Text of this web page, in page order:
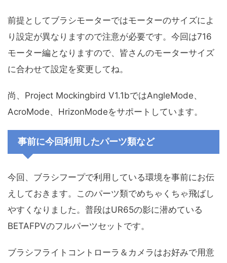
前提としてブラシモーターではモーターのサイズによ
り設定が異なりますので注意が必要です。今回は716
モーター編となりますので、皆さんのモーターサイズ
に合わせて設定を変更してね。
尚、Project Mockingbird V1.1bではAngleMode、
AcroMode、HrizonModeをサポートしています。
事前に今回利用したパーツ類など
今回、ブラシフープで利用している環境を事前にお伝
えしておきます。このパーツ類でめちゃくちゃ飛ばし
やすくなりました。普段はUR65の影に潜めている
BETAFPVのフルパーツセットです。
ブラシフライトコントローラ＆カメラはお好みで用意